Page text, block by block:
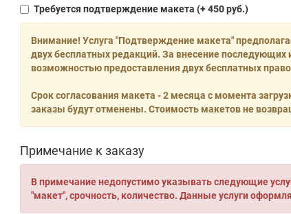
Требуется подтверждение макета (+ 450 руб.)
Внимание! Услуга "Подтверждение макета"
двух бесплатных редакций. За внесение последующих
возможностью предоставления двух бесплатных
Срок согласования макета - 2 месяца с момента
заказы будут отменены. Стоимость макетов не
Примечание к заказу
В примечание недопустимо указывать следующие
"макет", срочность, количество. Данные услуги